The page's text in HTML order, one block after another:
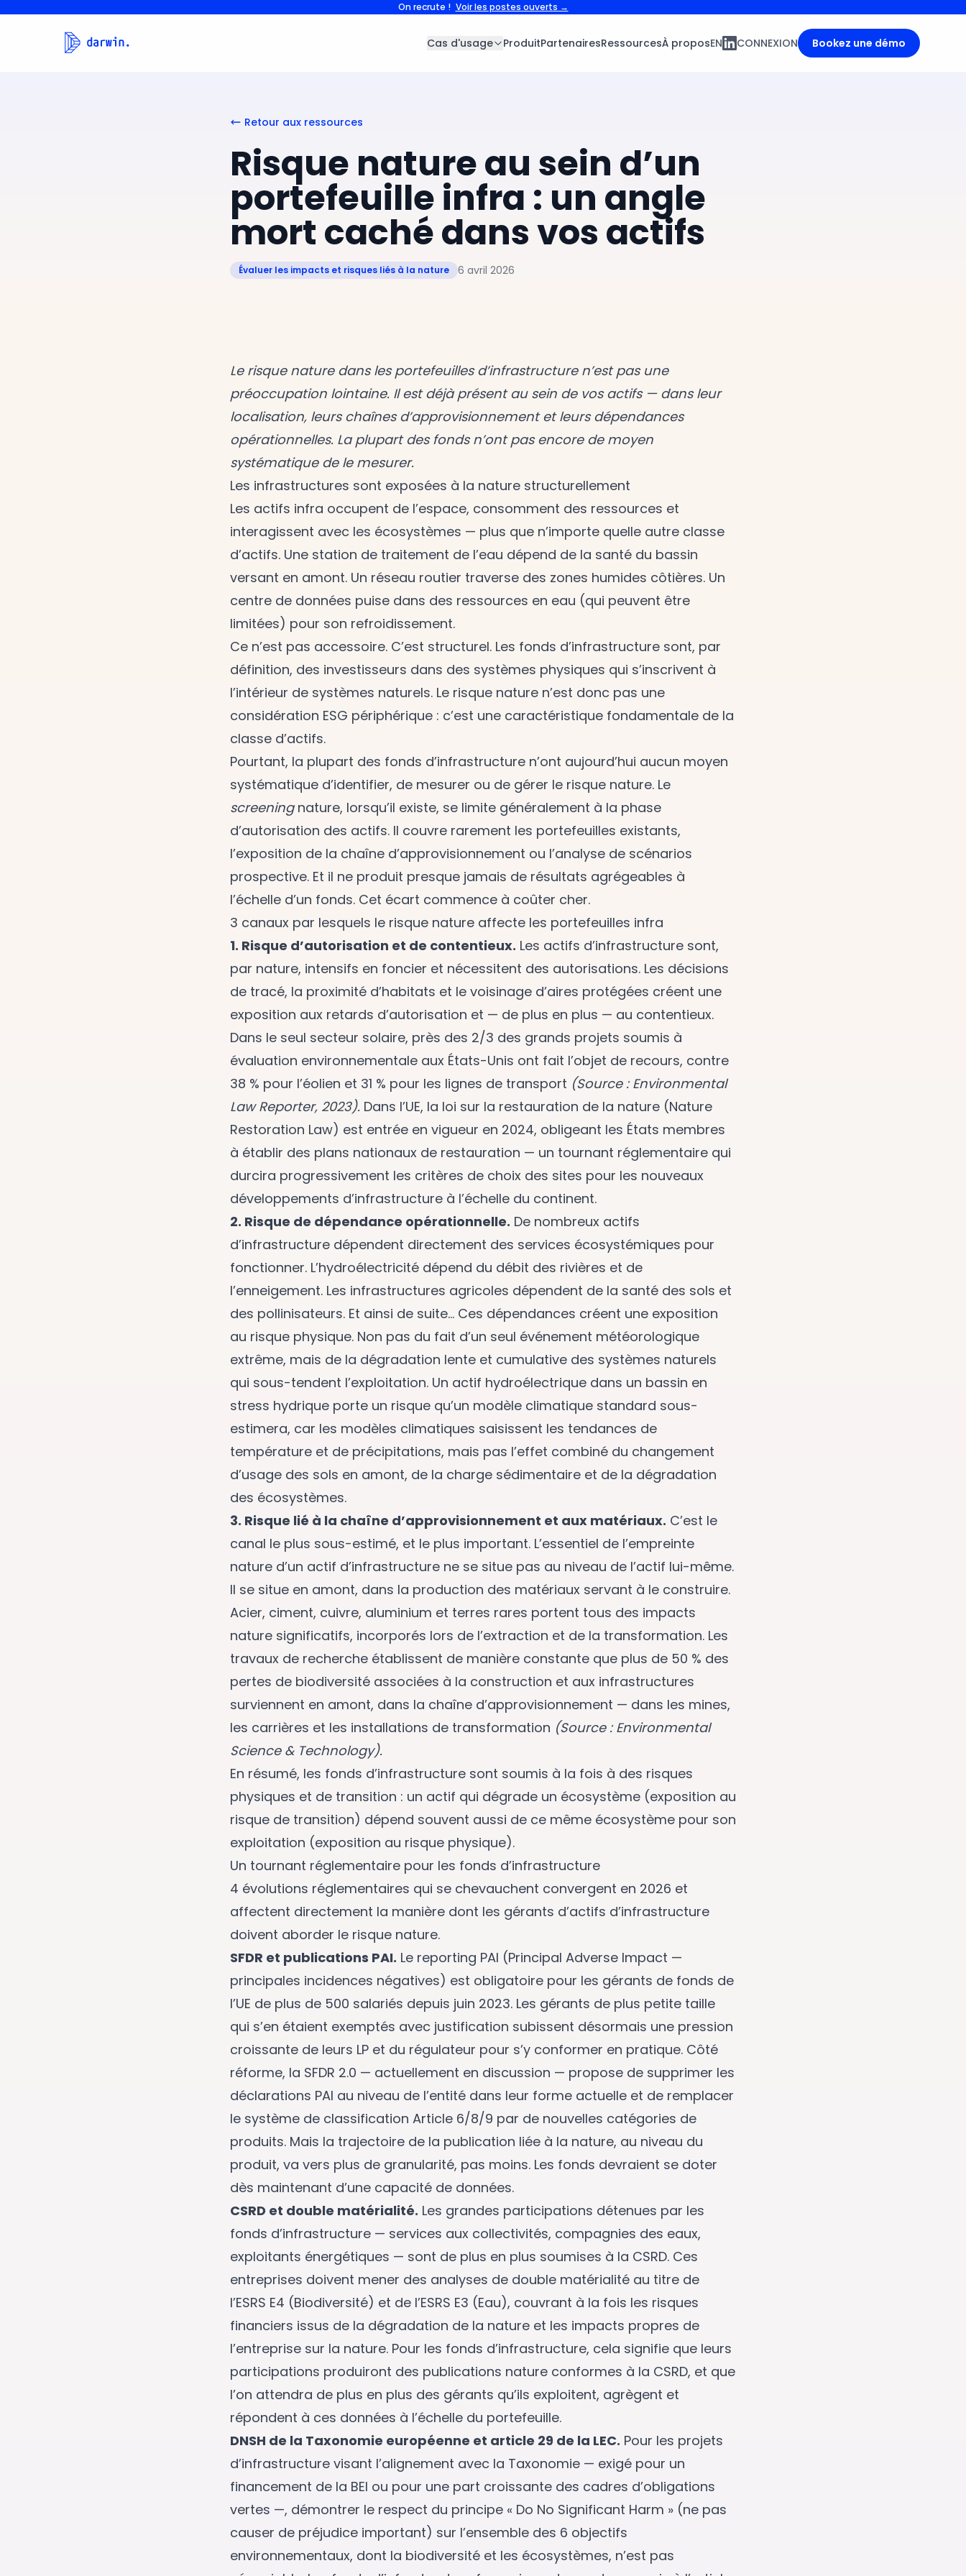
On recrute ! Voir les postes ouverts →
Cas d'usage ProduitPartenairesRessourcesÀ proposEN CONNEXION Bookez une démo
Retour aux ressources
Risque nature au sein d’un
portefeuille infra : un angle
mort caché dans vos actifs
Évaluer les impacts et risques liés à la nature 6 avril 2026
Le risque nature dans les portefeuilles d’infrastructure n’est pas une
préoccupation lointaine. Il est déjà présent au sein de vos actifs — dans leur
localisation, leurs chaînes d’approvisionnement et leurs dépendances
opérationnelles. La plupart des fonds n’ont pas encore de moyen
systématique de le mesurer.
Les infrastructures sont exposées à la nature structurellement
Les actifs infra occupent de l’espace, consomment des ressources et
interagissent avec les écosystèmes — plus que n’importe quelle autre classe
d’actifs. Une station de traitement de l’eau dépend de la santé du bassin
versant en amont. Un réseau routier traverse des zones humides côtières. Un
centre de données puise dans des ressources en eau (qui peuvent être
limitées) pour son refroidissement.
Ce n’est pas accessoire. C’est structurel. Les fonds d’infrastructure sont, par
définition, des investisseurs dans des systèmes physiques qui s’inscrivent à
l’intérieur de systèmes naturels. Le risque nature n’est donc pas une
considération ESG périphérique : c’est une caractéristique fondamentale de la
classe d’actifs.
Pourtant, la plupart des fonds d’infrastructure n’ont aujourd’hui aucun moyen
systématique d’identifier, de mesurer ou de gérer le risque nature. Le
screeningnature, lorsqu’il existe, se limite généralement à la phase
d’autorisation des actifs. Il couvre rarement les portefeuilles existants,
l’exposition de la chaîne d’approvisionnement ou l’analyse de scénarios
prospective. Et il ne produit presque jamais de résultats agrégeables à
l’échelle d’un fonds. Cet écart commence à coûter cher.
3 canaux par lesquels le risque nature affecte les portefeuilles infra
1. Risque d’autorisation et de contentieux. Les actifs d’infrastructure sont,
par nature, intensifs en foncier et nécessitent des autorisations. Les décisions
de tracé, la proximité d’habitats et le voisinage d’aires protégées créent une
exposition aux retards d’autorisation et — de plus en plus — au contentieux.
Dans le seul secteur solaire, près des 2/3 des grands projets soumis à
évaluation environnementale aux États-Unis ont fait l’objet de recours, contre
38 % pour l’éolien et 31 % pour les lignes de transport (Source : Environmental
Law Reporter, 2023). Dans l’UE, la loi sur la restauration de la nature (Nature
Restoration Law) est entrée en vigueur en 2024, obligeant les États membres
à établir des plans nationaux de restauration — un tournant réglementaire qui
durcira progressivement les critères de choix des sites pour les nouveaux
développements d’infrastructure à l’échelle du continent.
2. Risque de dépendance opérationnelle. De nombreux actifs
d’infrastructure dépendent directement des services écosystémiques pour
fonctionner. L’hydroélectricité dépend du débit des rivières et de
l’enneigement. Les infrastructures agricoles dépendent de la santé des sols et
des pollinisateurs. Et ainsi de suite… Ces dépendances créent une exposition
au risque physique. Non pas du fait d’un seul événement météorologique
extrême, mais de la dégradation lente et cumulative des systèmes naturels
qui sous-tendent l’exploitation. Un actif hydroélectrique dans un bassin en
stress hydrique porte un risque qu’un modèle climatique standard sous-
estimera, car les modèles climatiques saisissent les tendances de
température et de précipitations, mais pas l’effet combiné du changement
d’usage des sols en amont, de la charge sédimentaire et de la dégradation
des écosystèmes.
3. Risque lié à la chaîne d’approvisionnement et aux matériaux. C’est le
canal le plus sous-estimé, et le plus important. L’essentiel de l’empreinte
nature d’un actif d’infrastructure ne se situe pas au niveau de l’actif lui-même.
Il se situe en amont, dans la production des matériaux servant à le construire.
Acier, ciment, cuivre, aluminium et terres rares portent tous des impacts
nature significatifs, incorporés lors de l’extraction et de la transformation. Les
travaux de recherche établissent de manière constante que plus de 50 % des
pertes de biodiversité associées à la construction et aux infrastructures
surviennent en amont, dans la chaîne d’approvisionnement — dans les mines,
les carrières et les installations de transformation (Source : Environmental
Science & Technology).
En résumé, les fonds d’infrastructure sont soumis à la fois à des risques
physiques et de transition : un actif qui dégrade un écosystème (exposition au
risque de transition) dépend souvent aussi de ce même écosystème pour son
exploitation (exposition au risque physique).
Un tournant réglementaire pour les fonds d’infrastructure
4 évolutions réglementaires qui se chevauchent convergent en 2026 et
affectent directement la manière dont les gérants d’actifs d’infrastructure
doivent aborder le risque nature.
SFDR et publications PAI. Le reporting PAI (Principal Adverse Impact —
principales incidences négatives) est obligatoire pour les gérants de fonds de
l’UE de plus de 500 salariés depuis juin 2023. Les gérants de plus petite taille
qui s’en étaient exemptés avec justification subissent désormais une pression
croissante de leurs LP et du régulateur pour s’y conformer en pratique. Côté
réforme, la SFDR 2.0 — actuellement en discussion — propose de supprimer les
déclarations PAI au niveau de l’entité dans leur forme actuelle et de remplacer
le système de classification Article 6/8/9 par de nouvelles catégories de
produits. Mais la trajectoire de la publication liée à la nature, au niveau du
produit, va vers plus de granularité, pas moins. Les fonds devraient se doter
dès maintenant d’une capacité de données.
CSRD et double matérialité. Les grandes participations détenues par les
fonds d’infrastructure — services aux collectivités, compagnies des eaux,
exploitants énergétiques — sont de plus en plus soumises à la CSRD. Ces
entreprises doivent mener des analyses de double matérialité au titre de
l’ESRS E4 (Biodiversité) et de l’ESRS E3 (Eau), couvrant à la fois les risques
financiers issus de la dégradation de la nature et les impacts propres de
l’entreprise sur la nature. Pour les fonds d’infrastructure, cela signifie que leurs
participations produiront des publications nature conformes à la CSRD, et que
l’on attendra de plus en plus des gérants qu’ils exploitent, agrègent et
répondent à ces données à l’échelle du portefeuille.
DNSH de la Taxonomie européenne et article 29 de la LEC. Pour les projets
d’infrastructure visant l’alignement avec la Taxonomie — exigé pour un
financement de la BEI ou pour une part croissante des cadres d’obligations
vertes —, démontrer le respect du principe « Do No Significant Harm » (ne pas
causer de préjudice important) sur l’ensemble des 6 objectifs
environnementaux, dont la biodiversité et les écosystèmes, n’est pas